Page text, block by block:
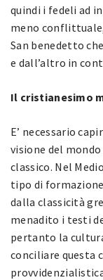
quindi i fedeli ad
meno
San benedetto
e dall’altro in
Il cristianesimo
E’ necessario
visione del
classico. Nel
tipo di
dalla classicità
menadito i testi
pertanto la
conciliare questa